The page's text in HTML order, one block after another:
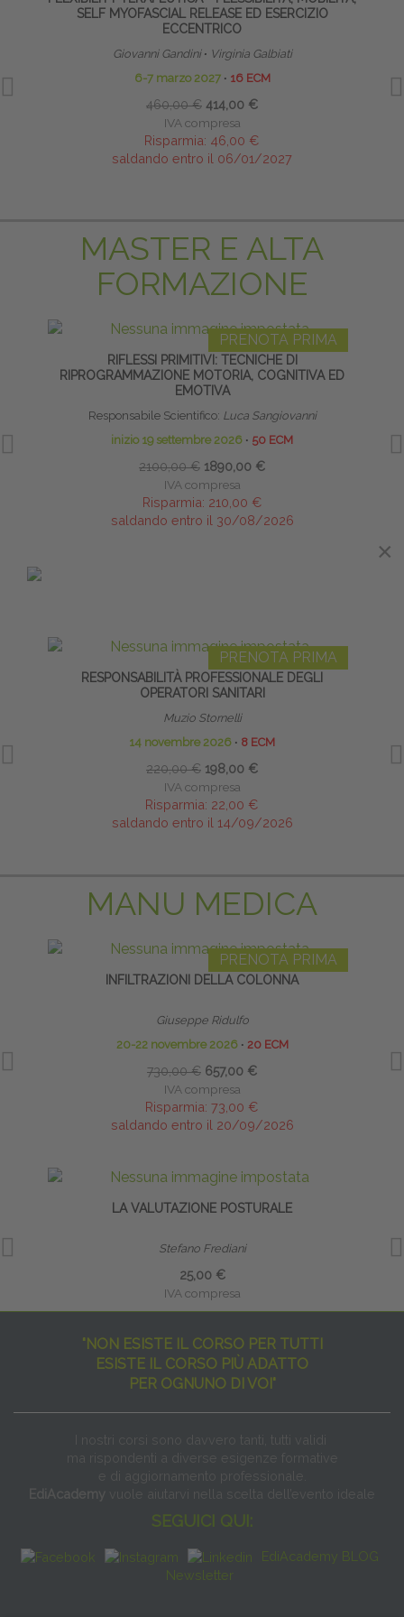
SELF MYOFASCIAL RELEASE ED ESERCIZIO
ECCENTRICO
Giovanni Gandini ∙ Virginia Galbiati
6-7 marzo 2027 ∙ 16 ECM
460,00 € 414,00 €
IVA compresa
Risparmia: 46,00 €
saldando entro il 06/01/2027
MASTER E ALTA
FORMAZIONE
PRENOTA PRIMA
RIFLESSI PRIMITIVI: TECNICHE DI
RIPROGRAMMAZIONE MOTORIA, COGNITIVA ED
EMOTIVA
Responsabile Scientifico: Luca Sangiovanni
inizio 19 settembre 2026 ∙ 50 ECM
2100,00 € 1890,00 €
IVA compresa
Risparmia: 210,00 €
saldando entro il 30/08/2026
PRENOTA PRIMA
RESPONSABILITÀ PROFESSIONALE DEGLI
OPERATORI SANITARI
Muzio Stornelli
14 novembre 2026 ∙ 8 ECM
220,00 € 198,00 €
IVA compresa
Risparmia: 22,00 €
saldando entro il 14/09/2026
MANU MEDICA
PRENOTA PRIMA
INFILTRAZIONI DELLA COLONNA
Giuseppe Ridulfo
20-22 novembre 2026∙ 20 ECM
730,00 € 657,00 €
IVA compresa
Risparmia: 73,00 €
saldando entro il 20/09/2026
LA VALUTAZIONE POSTURALE
Stefano Frediani
25,00 €
IVA compresa
"NON ESISTE IL CORSO PER TUTTI
ESISTE IL CORSO PIÙ ADATTO
PER OGNUNO DI VOI"
I nostri corsi sono davvero tanti, tutti validi
ma rispondenti a diverse esigenze formative
e di aggiornamento professionale.
EdiAcademy vuole aiutarvi nella scelta dell’evento ideale
SEGUICI QUI:
EdiAcademy BLOG
Newsletter
×
×